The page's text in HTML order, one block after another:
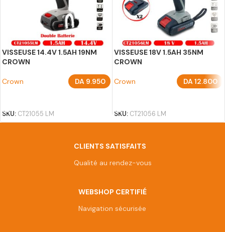
VISSEUSE 14.4V 1.5AH 19NM
CROWN
Crown DA 9.950
SKU: CT21055 LM
VISSEUSE 18V 1.5AH 35NM
CROWN
Crown DA12.800
SKU: CT21056 LM
CLIENTS SATISFAITS
Qualité au rendez-vous
WEBSHOP CERTIFIÉ
Navigation sécurisée